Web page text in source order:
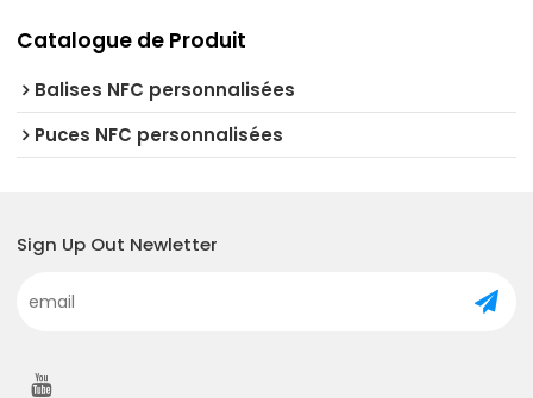
Catalogue de Produit
Balises NFC personnalisées
Puces NFC personnalisées
Sign Up Out Newletter